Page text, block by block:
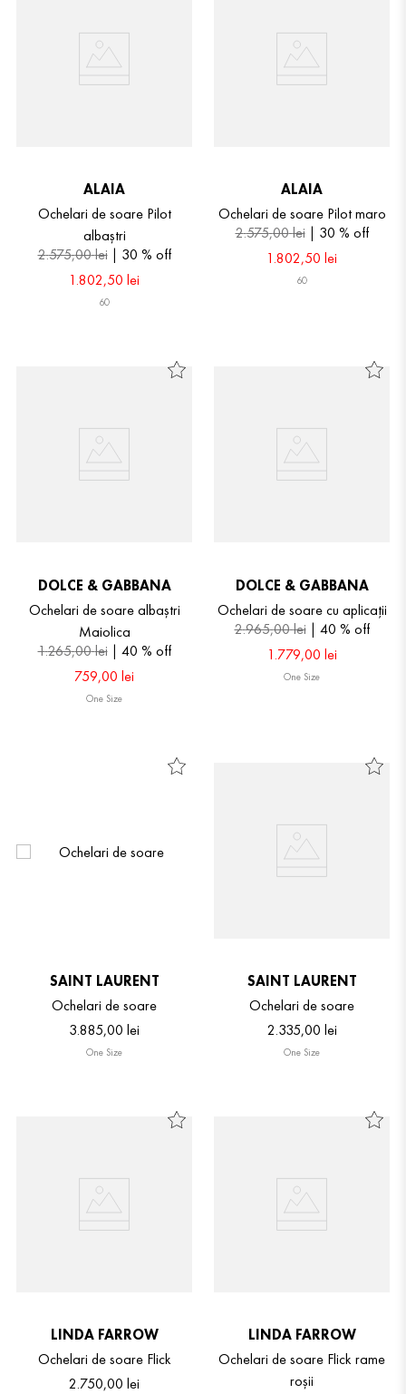
ALAIA
Ochelari de soare Pilot
albaștri
2.575,00lei 30 % off
1.802,50 lei
60
ALAIA
Ochelari de soare Pilot maro
2.575,00lei 30 % off
1.802,50 lei
60
DOLCE & GABBANA
Ochelari de soare albaștri
Maiolica
1.265,00lei 40 % off
759,00 lei
One Size
DOLCE & GABBANA
Ochelari de soare cu aplicații
2.965,00lei 40 % off
1.779,00 lei
One Size
SAINT LAURENT
Ochelari de soare
3.885,00 lei
One Size
SAINT LAURENT
Ochelari de soare
2.335,00 lei
One Size
LINDA FARROW
Ochelari de soare Flick
2.750,00 lei
LINDA FARROW
Ochelari de soare Flick rame
roșii